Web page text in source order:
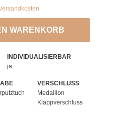
WARENKORB
INDIVIDUALISIERBAR
ja
VERSCHLUSS
Medaillon
Klappverschluss